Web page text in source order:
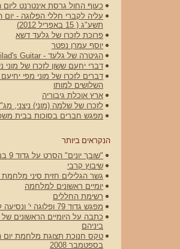
כעוף החול גרסת אינטרנט ליום
עליה לקברי חללי הפלוגה - יום
תשע"ג ( 15 באפריל 2012)
פרוכת לזכרו של גלעד דשא
יוסף עמרן נפטר
הגיטרה של גלעד - Gilad's Guitar
דברי יחעם ששון לזכרו של מוני
דברים לזכרו של מוני מפי
השלושים למותו
ארץ אוכלת גיבוריה
לזכרו של שלמה (מוני) ניצני, מג"ד 79 במלחמת יום
מפגש חברים בסוכות בבית
הנקראים ביותר
"שובך יונים" הסרט על גדוד 9 במלחמת יום הכיפורים
שיבוץ קרבי
גשר הגלילים חזית סיני מלחמת
יומיים ראשונים למלחמה
רשימת החללים
מפגש גדוד 79 ופלוגה י' ונסיעה לסיני
ביניהם
בספטמבר 2008